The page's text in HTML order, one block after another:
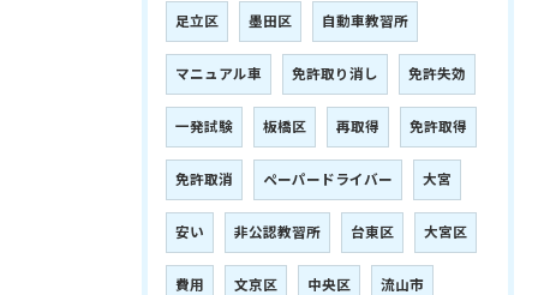
足立区 墨田区 自動車教習所
マニュアル車 免許取り消し 免許失効
一発試験 板橋区 再取得 免許取得
免許取消 ペーパードライバー 大宮
安い 非公認教習所 台東区 大宮区
費用 文京区 中央区 流山市